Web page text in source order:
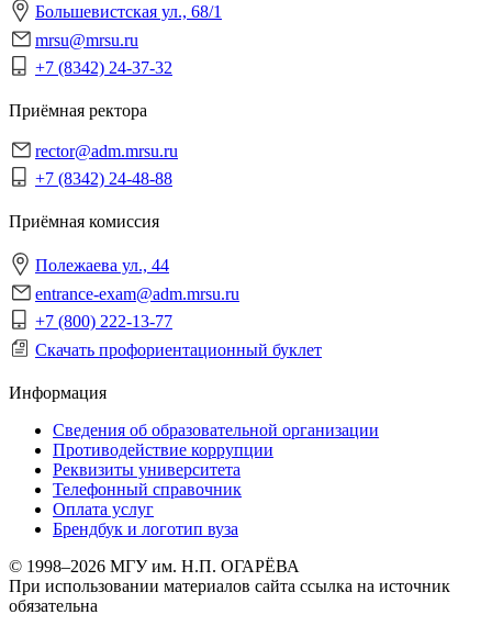
Большевистская ул., 68/1
mrsu@mrsu.ru
+7 (8342) 24-37-32
Приёмная ректора
rector@adm.mrsu.ru
+7 (8342) 24-48-88
Приёмная комиссия
Полежаева ул., 44
entrance-exam@adm.mrsu.ru
+7 (800) 222-13-77
Скачать профориентационный буклет
Информация
Сведения об образовательной организации
Противодействие коррупции
Реквизиты университета
Телефонный справочник
Оплата услуг
Брендбук и логотип вуза
© 1998–2026 МГУ им. Н.П. ОГАРЁВА
При использовании материалов сайта ссылка на источник
обязательна